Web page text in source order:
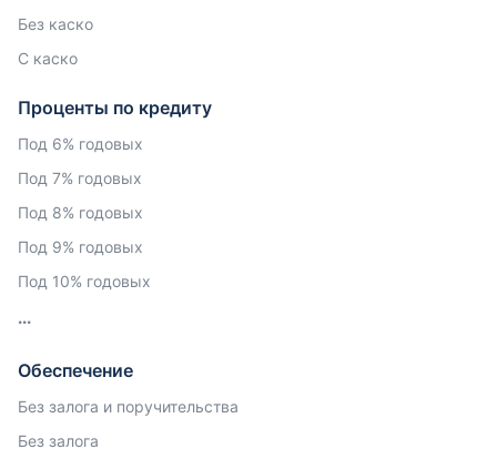
Без каско
С каско
Проценты по кредиту
Под 6% годовых
Под 7% годовых
Под 8% годовых
Под 9% годовых
Под 10% годовых
Обеспечение
Без залога и поручительства
Без залога